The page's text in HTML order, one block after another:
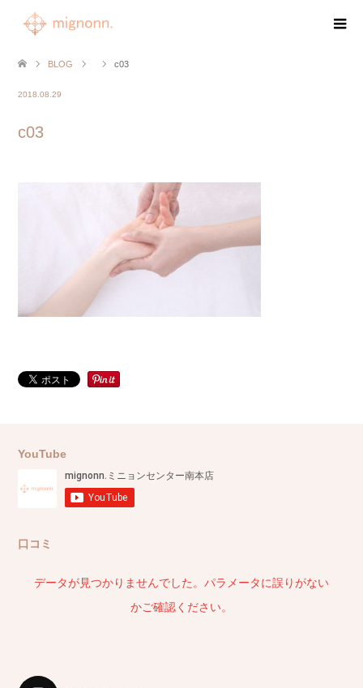
BLOG c03
2018.08.29
c03
YouTube
口コミ
データが見つかりませんでした。パラメータに誤りがない
かご確認ください。